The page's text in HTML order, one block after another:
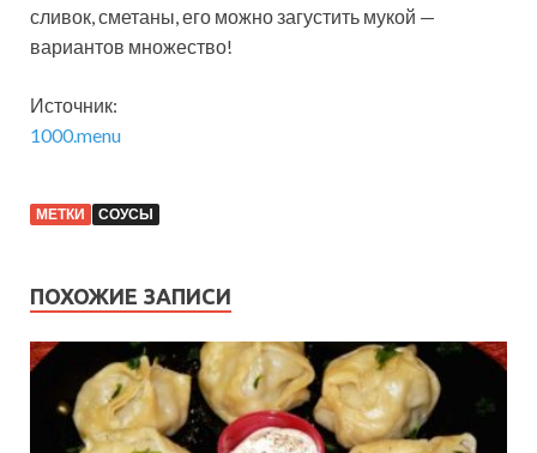
сливок, сметаны, его можно загустить мукой —
вариантов множество!
Источник:
1000.menu
МЕТКИ СОУСЫ
ПОХОЖИЕ ЗАПИСИ